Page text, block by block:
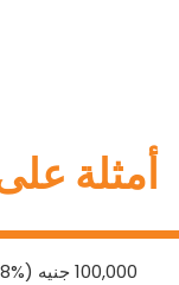
أمثلة
100,000 جنيه (%8)